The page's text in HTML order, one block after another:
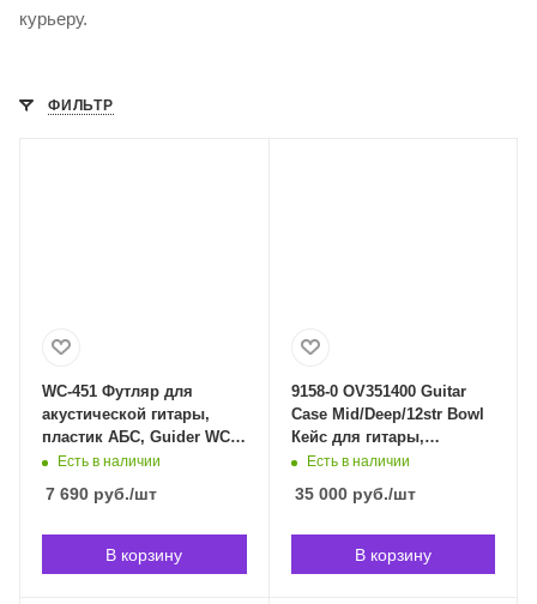
курьеру.
ФИЛЬТР
WC-451 Футляр для
акустической гитары,
пластик АБС, Guider WC-
451 в Владивостоке
Есть в наличии
7 690 руб./шт
В корзину
9158-0 OV351400 Guitar
Case Mid/Deep/12str Bowl
Кейс для гитары,
OVATION 9158-0 OV351400
Есть в наличии
35 000руб./шт
В корзину